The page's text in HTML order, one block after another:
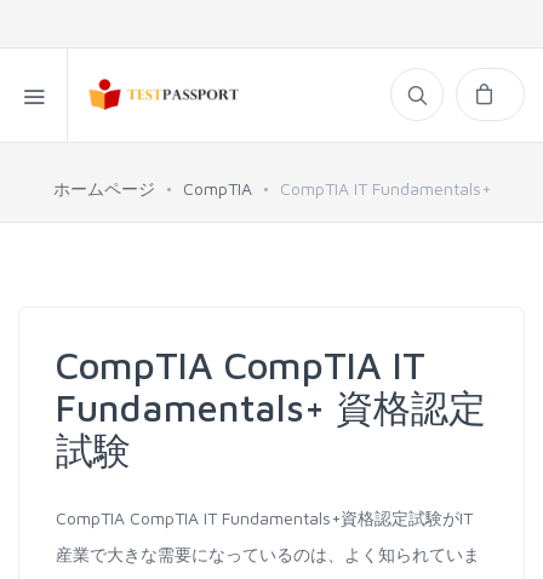
ホームページ CompTIA CompTIA IT Fundamentals+
CompTIA CompTIA IT
Fundamentals+ 資格認定
試験
CompTIA CompTIA IT Fundamentals+資格認定試験がIT
産業で大きな需要になっているのは、よく知られていま